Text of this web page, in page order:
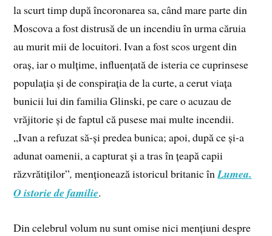
la scurt timp după încoronarea sa, când mare parte din
Moscova a fost distrusă de un incendiu în urma căruia
au murit mii de locuitori. Ivan a fost scos urgent din
oraș, iar o mulțime, influențată de isteria ce cuprinsese
populația și de conspirația de la curte, a cerut viața
bunicii lui din familia Glinski, pe care o acuzau de
vrăjitorie și de faptul că pusese mai multe incendii.
„Ivan a refuzat să-și predea bunica; apoi, după ce și-a
adunat oamenii, a capturat și a tras în țeapă capii
răzvrătiților”,menționează istoricul britanic înLumea.
O istorie de familie.
Din celebrul volum nu sunt omise nici mențiuni despre